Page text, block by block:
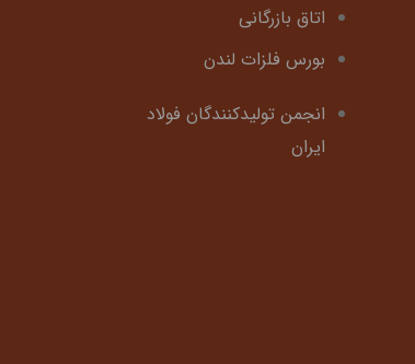
اتاق بازرگانی
بورس فلزات لندن
انجمن تولیدکنندگان فولاد
ایران